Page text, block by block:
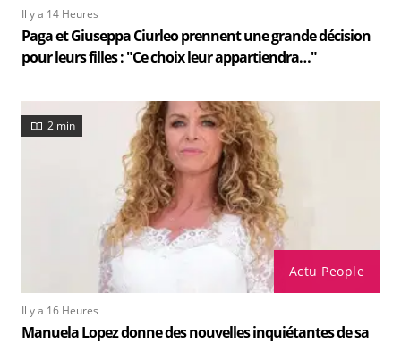
Il y a 14 Heures
Paga et Giuseppa Ciurleo prennent une grande décision
pour leurs filles : "Ce choix leur appartiendra…"
Actu People
2 min
Il y a 16 Heures
Manuela Lopez donne des nouvelles inquiétantes de sa